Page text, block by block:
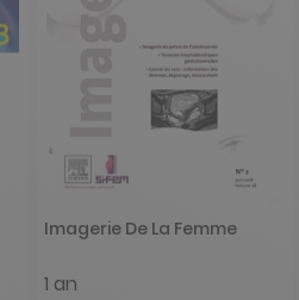
Imagerie De La Femme
1 an